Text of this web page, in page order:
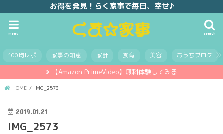
お得を発見！らく家事で毎日、幸せ♪
search
menu
100均レポ 家事の知恵 家計 食育 美容 おうちブログ
【Amazon PrimeVideo】無料体験してみる
HOME IMG_2573
2019.01.21
IMG_2573